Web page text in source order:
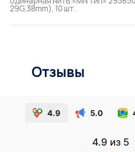
29G,38mm), 10 шт.
Отзывы
4.9 5.0
4.9 из 5